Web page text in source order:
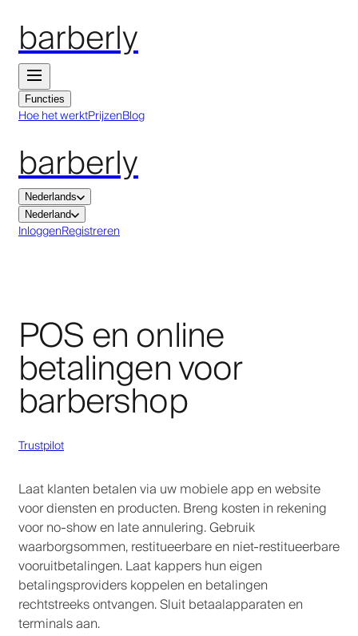
barberly
Functies
Hoe het werktPrijzenBlog
barberly
Nederlands
Nederland
InloggenRegistreren
POS en online
betalingen voor
barbershop
Trustpilot
Laat klanten betalen via uw mobiele app en website
voor diensten en producten. Breng kosten in rekening
voor no-show en late annulering. Gebruik
waarborgsommen, restitueerbare en niet-restitueerbare
vooruitbetalingen. Laat kappers hun eigen
betalingsproviders koppelen en betalingen
rechtstreeks ontvangen. Sluit betaalapparaten en
terminals aan.